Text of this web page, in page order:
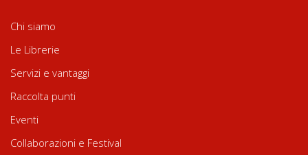
Chi siamo
Le Librerie
Servizi e vantaggi
Raccolta punti
Eventi
Collaborazioni e Festival